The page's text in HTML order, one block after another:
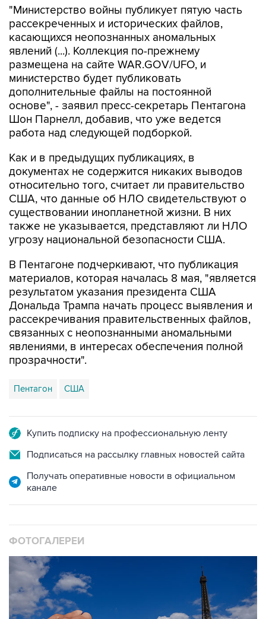
касающихся неопознанных аномальных
явлений (...). Коллекция по-прежнему
размещена на сайте WAR.GOV/UFO, и
министерство будет публиковать
дополнительные файлы на постоянной
основе", - заявил пресс-секретарь Пентагона
Шон Парнелл, добавив, что уже ведется
работа над следующей подборкой.
Как и в предыдущих публикациях, в
относительно того, считает ли правительство
США, что данные об НЛО свидетельствуют о
существовании инопланетной жизни. В них
также не указывается, представляют ли НЛО
угрозу национальной безопасности США.
В Пентагоне подчеркивают, что публикация
результатом указания президента США
Дональда Трампа начать процесс выявления и
рассекречивания правительственных файлов,
связанных с неопознанными аномальными
явлениями, в интересах обеспечения полной
прозрачности".
Пентагон США
Подписаться на рассылку главных новостей сайта
Получать оперативные новости в официальном